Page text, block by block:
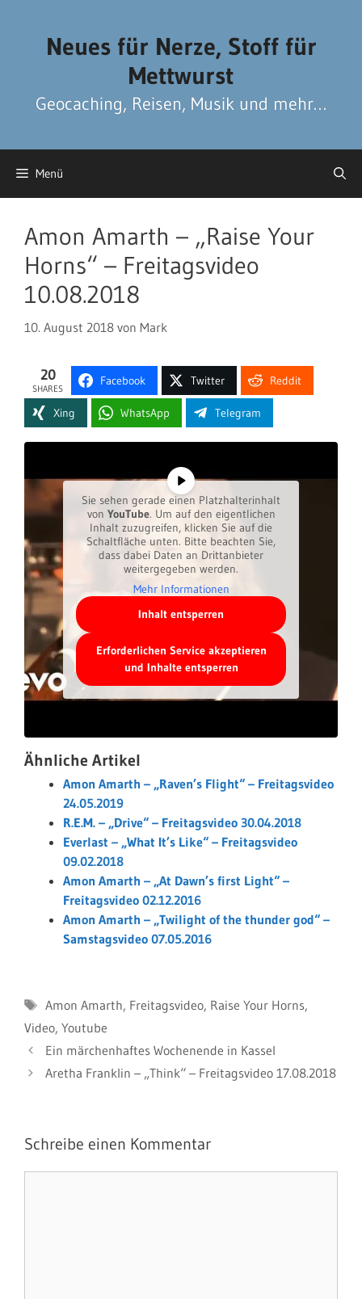
Neues für Nerze, Stoff für
Mettwurst
Geocaching, Reisen, Musik und mehr…
Menü
Amon Amarth – „Raise Your
Horns“ – Freitagsvideo
10.08.2018
10. August 2018 von Mark
20
SHARES
Facebook Twitter Reddit
Xing WhatsApp Telegram
Sie sehen gerade einen Platzhalterinhalt
von YouTube. Um auf den eigentlichen
Inhalt zuzugreifen, klicken Sie auf die
Schaltfläche unten. Bitte beachten Sie,
dass dabei Daten an Drittanbieter
weitergegeben werden.
Mehr Informationen
Inhalt entsperren
Erforderlichen Service akzeptieren
und Inhalte entsperren
Ähnliche Artikel
Amon Amarth – „Raven’s Flight“ – Freitagsvideo
24.05.2019
R.E.M. – „Drive“ – Freitagsvideo 30.04.2018
Everlast – „What It’s Like“ – Freitagsvideo
09.02.2018
Amon Amarth – „At Dawn’s first Light“ –
Freitagsvideo 02.12.2016
Amon Amarth – „Twilight of the thunder god“ –
Samstagsvideo 07.05.2016
Schlagwörter
Amon Amarth, Freitagsvideo, Raise Your Horns,
Video, Youtube
Ein märchenhaftes Wochenende in Kassel
Aretha Franklin – „Think“ – Freitagsvideo 17.08.2018
Schreibe einen Kommentar